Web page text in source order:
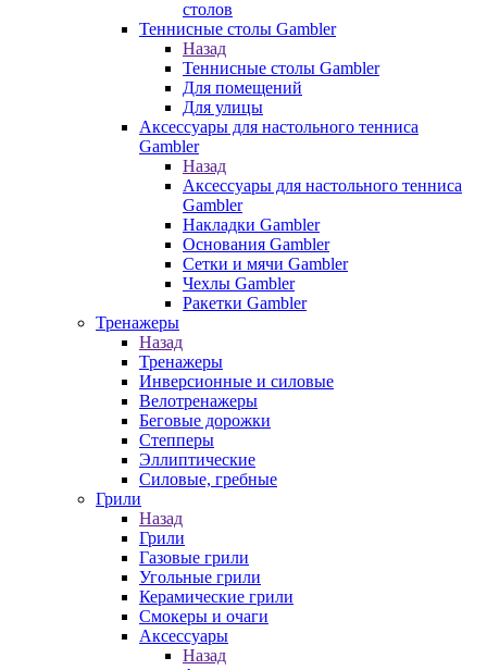
столов
Теннисные столы Gambler
Назад
Теннисные столы Gambler
Для помещений
Для улицы
Аксессуары для настольного тенниса
Gambler
Назад
Аксессуары для настольного тенниса
Gambler
Накладки Gambler
Основания Gambler
Сетки и мячи Gambler
Чехлы Gambler
Ракетки Gambler
Тренажеры
Назад
Тренажеры
Инверсионные и силовые
Велотренажеры
Беговые дорожки
Степперы
Эллиптические
Силовые, гребные
Грили
Назад
Грили
Газовые грили
Угольные грили
Керамические грили
Смокеры и очаги
Аксессуары
Назад